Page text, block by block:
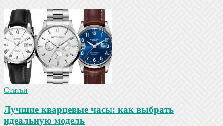
Статьи
Лучшие кварцевые часы: как выбрать
идеальную модель